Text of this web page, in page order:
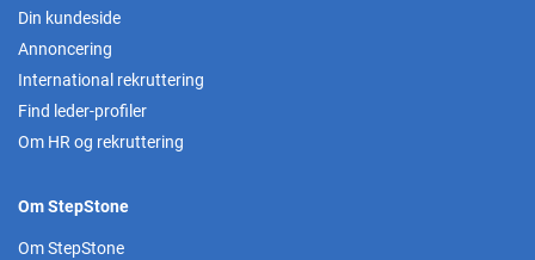
Din kundeside
Annoncering
International rekruttering
Find leder-profiler
Om HR og rekruttering
Om StepStone
Om StepStone